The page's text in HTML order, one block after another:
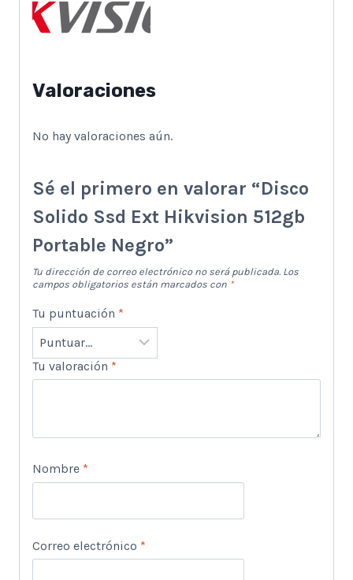
Valoraciones
No hay valoraciones aún.
Sé el primero en valorar “Disco
Solido Ssd Ext Hikvision 512gb
Portable Negro”
Tu dirección de correo electrónico no será publicada. Los
campos obligatorios están marcados con *
Tu puntuación *
Tu valoración *
Nombre *
Correo electrónico *